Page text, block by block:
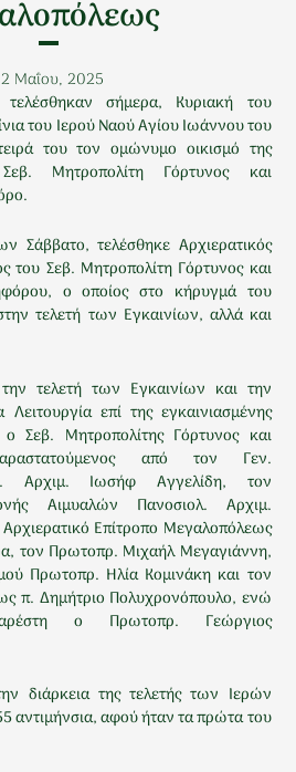
Μαΐου, 2025
τελέσθηκαν σήμερα, Κυριακή του
του Ιερού Ναού Αγίου Ιωάννου του
του τον ομώνυμο οικισμό της
Μητροπολίτη Γόρτυνος και
Σάββατο, τελέσθηκε Αρχιερατικός
του Σεβ. Μητροπολίτη Γόρτυνος και
ο οποίος στο κήρυγμά του
τελετή των Εγκαινίων, αλλά και
τελετή των Εγκαινίων και την
επί της εγκαινιασμένης
Σεβ. Μητροπολίτης Γόρτυνος και
από τον Γεν.
Αρχιμ. Ιωσήφ Αγγελίδη, τον
Αιμυαλών Πανοσιολ. Αρχιμ.
Επίτροπο Μεγαλοπόλεως
τον Πρωτοπρ. Μιχαήλ Μεγαγιάννη,
Πρωτοπρ. Ηλία Κομινάκη και τον
π. Δημήτριο Πολυχρονόπουλο, ενώ
ο Πρωτοπρ. Γεώργιος
διάρκεια της τελετής των Ιερών
αντιμήνσια, αφού ήταν τα πρώτα του